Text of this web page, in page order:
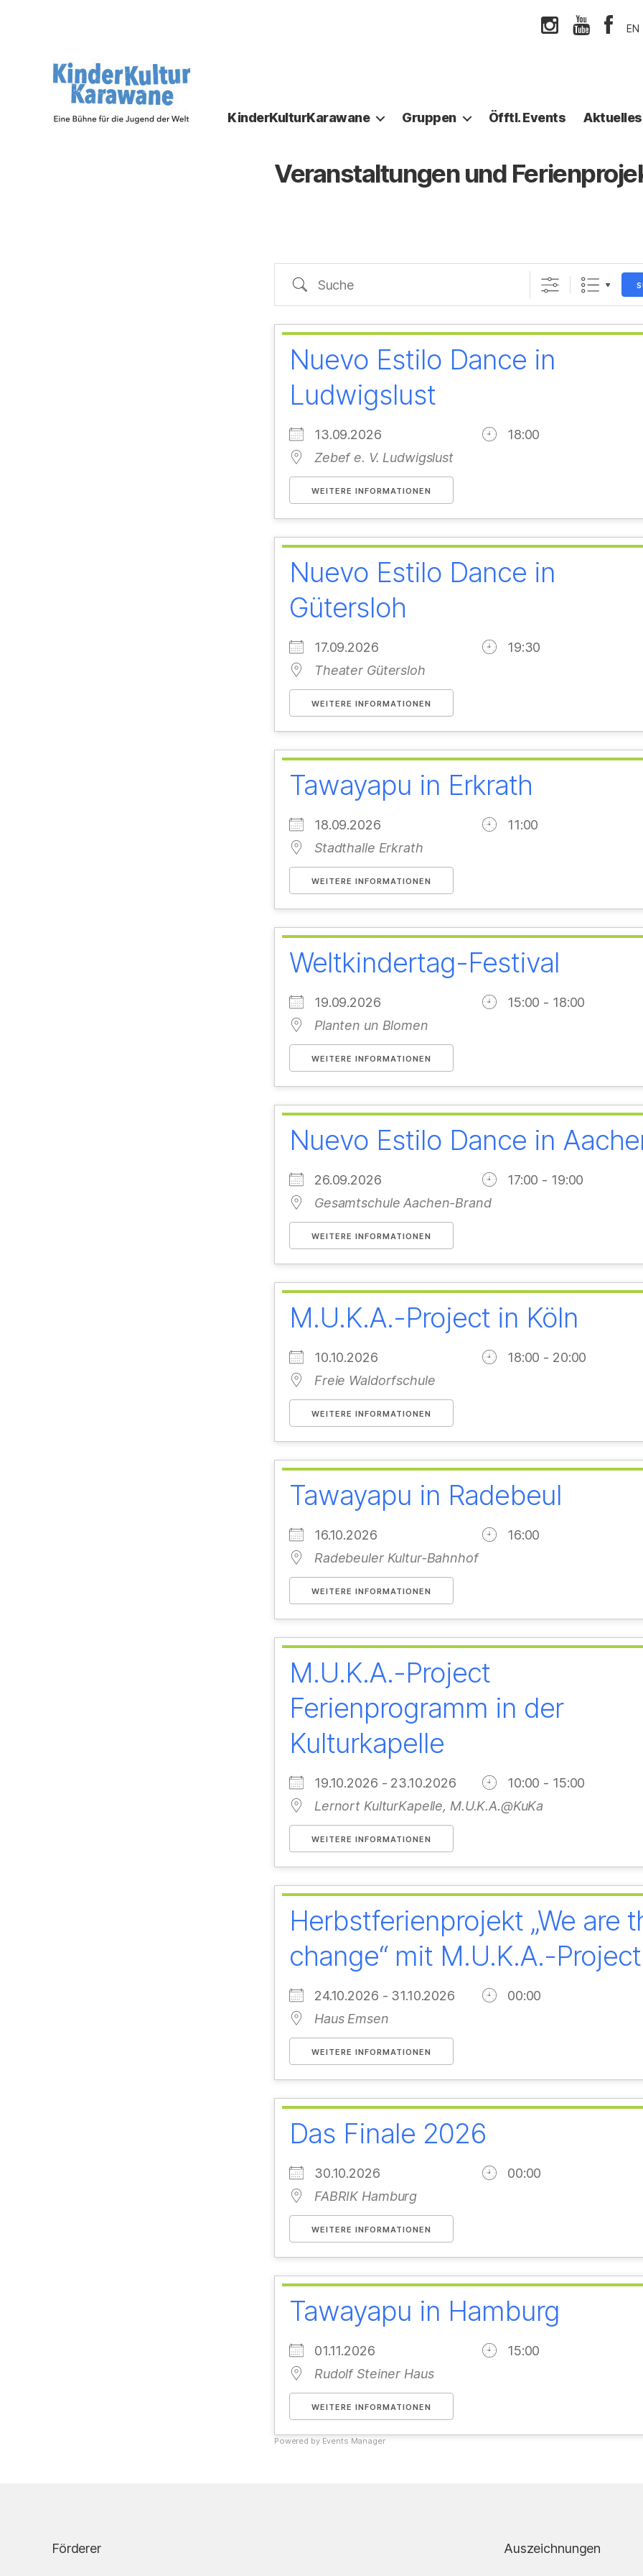
EN
KinderKulturKarawane Gruppen Öfftl. Events Aktuelles
Veranstaltungen und
Suche
Nuevo Estilo Dance in
Ludwigslust
13.09.2026
18:00
Zebef e. V. Ludwigslust
WEITERE INFORMATIONEN
Nuevo Estilo Dance in
Gütersloh
17.09.2026
19:30
Theater Gütersloh
WEITERE INFORMATIONEN
Tawayapu in Erkrath
18.09.2026
11:00
Stadthalle Erkrath
WEITERE INFORMATIONEN
Weltkindertag-Festival
19.09.2026
15:00 - 18:00
Planten un Blomen
WEITERE INFORMATIONEN
Nuevo Estilo Dance in
26.09.2026
17:00 - 19:00
Gesamtschule Aachen-Brand
WEITERE INFORMATIONEN
M.U.K.A.-Project in Köln
10.10.2026
18:00 - 20:00
Freie Waldorfschule
WEITERE INFORMATIONEN
Tawayapu in Radebeul
16.10.2026
16:00
Radebeuler Kultur-Bahnhof
WEITERE INFORMATIONEN
M.U.K.A.-Project
Ferienprogramm in der
Kulturkapelle
19.10.2026 - 23.10.2026
10:00 - 15:00
Lernort KulturKapelle, M.U.K.A.@KuKa
WEITERE INFORMATIONEN
Herbstferienprojekt „We are
change“ mit M.U.K.A.-Project
24.10.2026 - 31.10.2026
00:00
Haus Emsen
WEITERE INFORMATIONEN
Das Finale 2026
30.10.2026
00:00
FABRIK Hamburg
WEITERE INFORMATIONEN
Tawayapu in Hamburg
01.11.2026
15:00
Rudolf Steiner Haus
WEITERE INFORMATIONEN
Powered by Events Manager
Förderer Auszeichnungen